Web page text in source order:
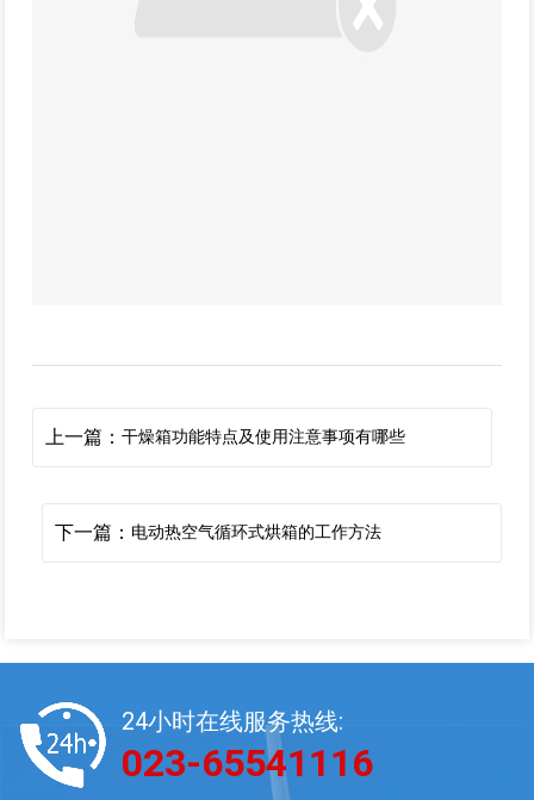
上一篇： 干燥箱功能特点及使用注意事项有哪些
下一篇： 电动热空气循环式烘箱的工作方法
24小时在线服务热线:
023-65541116